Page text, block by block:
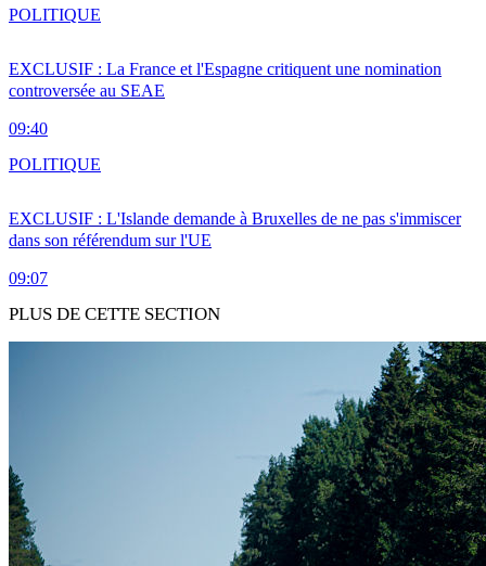
EXCLUSIF : La France et l'Espagne critiquent une nomination
controversée au SEAE
09:40
POLITIQUE
EXCLUSIF : L'Islande demande à Bruxelles de ne pas s'immiscer
dans son référendum sur l'UE
09:07
POLITIQUE
PLUS DE CETTE SECTION